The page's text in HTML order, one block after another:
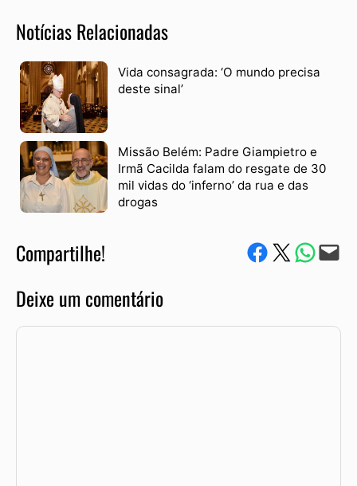
Notícias Relacionadas
Vida consagrada: ‘O mundo precisa
deste sinal’
Missão Belém: Padre Giampietro e
Irmã Cacilda falam do resgate de 30
mil vidas do ‘inferno’ da rua e das
drogas
Compartilhe! Compartilhe no Facebook
Compartilhe no Twitter
Compartile via
Envie via e-mail
Deixe um comentário
Comentário